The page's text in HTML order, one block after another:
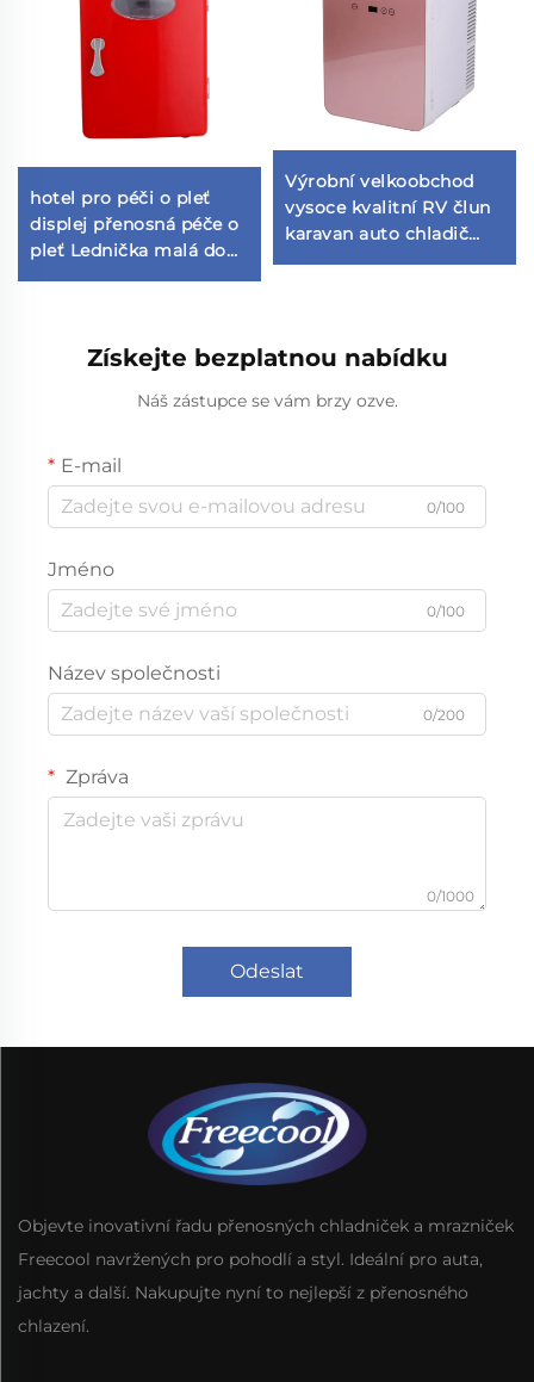
hotel pro péči o pleť
displej přenosná péče o
pleť Lednička malá do
Výrobní velkoobchod
vysoce kvalitní RV člun
karavan auto chladič
krabice přenosná 12v
Získejte bezplatnou nabídku
Náš zástupce se vám brzy ozve.
E-mail
0/100
Jméno
0/100
Název společnosti
0/200
Zpráva
0/1000
Odeslat
Objevte inovativní řadu přenosných chladniček a mrazniček
Freecool navržených pro pohodlí a styl. Ideální pro auta,
jachty a další. Nakupujte nyní to nejlepší z přenosného
chlazení.